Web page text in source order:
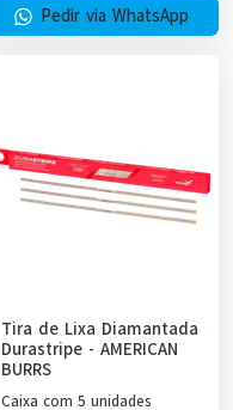
Pedir via WhatsApp
Tira de Lixa Diamantada
Durastripe - AMERICAN
BURRS
Caixa com 5 unidades